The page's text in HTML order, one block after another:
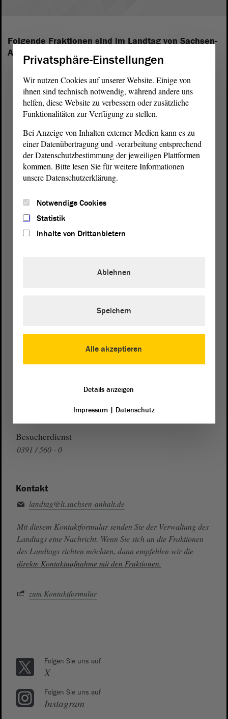
Folgende Fraktionen sind im Landtag von Sachsen-
Anhalt vertreten:
Postanschrift
Besucherdienst
0391 / 560 - 0
Kontakt
landtag@lt.sachsen-anhalt.de
Mit diesem Kontaktformular senden Sie der Verwaltung des
Landtags eine Nachricht. Wenn Sie sich an die Fraktionen
des Landtags richten möchten, dann empfehlen wir die
direkte Kontaktaufnahme mit den Fraktionen.
zum Kontaktformular
Folgen Sie uns auf
X
Folgen Sie uns auf
Instagram
Privatsphäre-Einstellungen
Wir nutzen Cookies auf unserer Website. Einige von
ihnen sind technisch notwendig, während andere uns
helfen, diese Website zu verbessern oder zusätzliche
Funktionalitäten zur Verfügung zu stellen.
Bei Anzeige von Inhalten externer Medien kann es zu
einer Datenübertragung und -verarbeitung entsprechend
der Datenschutzbestimmung der jeweiligen Plattformen
kommen. Bitte lesen Sie für weitere Informationen
unsere Datenschutzerklärung.
Notwendige Cookies
Statistik
Inhalte von Drittanbietern
Alle akzeptieren
Ablehnen
Speichern
Details anzeigen
Impressum| Datenschutz